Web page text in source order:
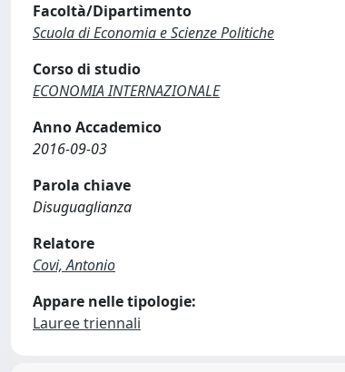
Facoltà/Dipartimento
Scuola di Economia e Scienze Politiche
Corso di studio
ECONOMIA INTERNAZIONALE
Anno Accademico
2016-09-03
Parola chiave
Disuguaglianza
Relatore
Covi, Antonio
Appare nelle tipologie:
Lauree triennali